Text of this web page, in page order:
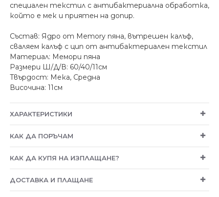
специален текстил с антибактериална обработка,
който е мек и приятен на допир.
Състав: Ядро от Memory пяна, вътрешен калъф,
сваляем калъф с цип от антибактериален текстил
Материал: Мемори пяна
Размери Ш/Д/В: 60/40/11см
Твърдост: Мека, Средна
Височина: 11см
ХАРАКТЕРИСТИКИ
КАК ДА ПОРЪЧАМ
КАК ДА КУПЯ НА ИЗПЛАЩАНЕ?
ДОСТАВКА И ПЛАЩАНЕ